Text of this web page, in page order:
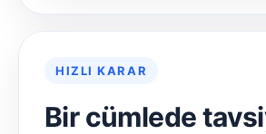
HIZLI KARAR
Bir cümlede